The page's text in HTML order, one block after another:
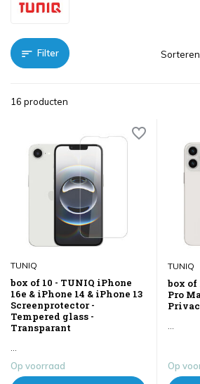
Filter
16 producten
TUNIQ
box of 10 - TUNIQ iPhone
16e & iPhone 14 & iPhone 13
Screenprotector -
Tempered glass -
Transparant
Op voorraad
TUNIQ
box of
Pro
Op